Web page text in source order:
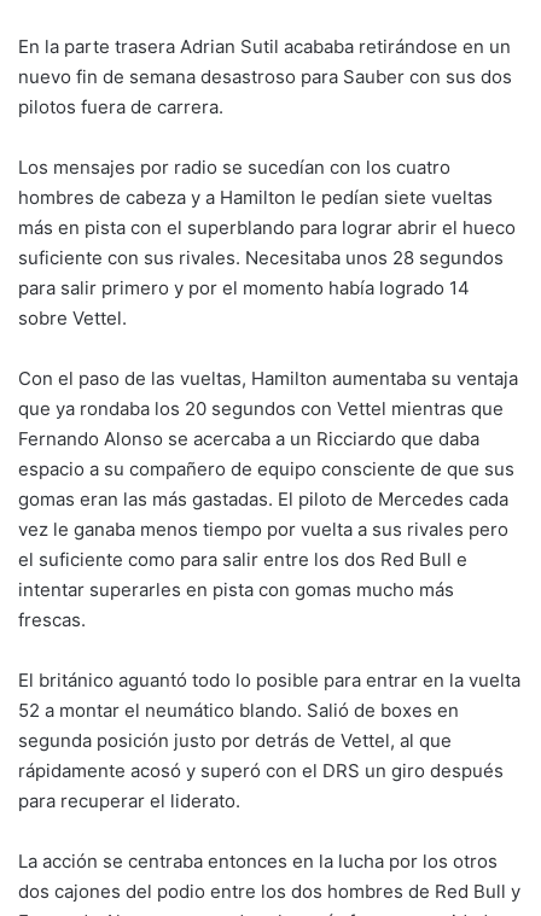
En la parte trasera Adrian Sutil acababa retirándose en un
nuevo fin de semana desastroso para Sauber con sus dos
pilotos fuera de carrera.
Los mensajes por radio se sucedían con los cuatro
hombres de cabeza y a Hamilton le pedían siete vueltas
más en pista con el superblando para lograr abrir el hueco
suficiente con sus rivales. Necesitaba unos 28 segundos
para salir primero y por el momento había logrado 14
sobre Vettel.
Con el paso de las vueltas, Hamilton aumentaba su ventaja
que ya rondaba los 20 segundos con Vettel mientras que
Fernando Alonso se acercaba a un Ricciardo que daba
espacio a su compañero de equipo consciente de que sus
gomas eran las más gastadas. El piloto de Mercedes cada
vez le ganaba menos tiempo por vuelta a sus rivales pero
el suficiente como para salir entre los dos Red Bull e
intentar superarles en pista con gomas mucho más
frescas.
El británico aguantó todo lo posible para entrar en la vuelta
52 a montar el neumático blando. Salió de boxes en
segunda posición justo por detrás de Vettel, al que
rápidamente acosó y superó con el DRS un giro después
para recuperar el liderato.
La acción se centraba entonces en la lucha por los otros
dos cajones del podio entre los dos hombres de Red Bull y